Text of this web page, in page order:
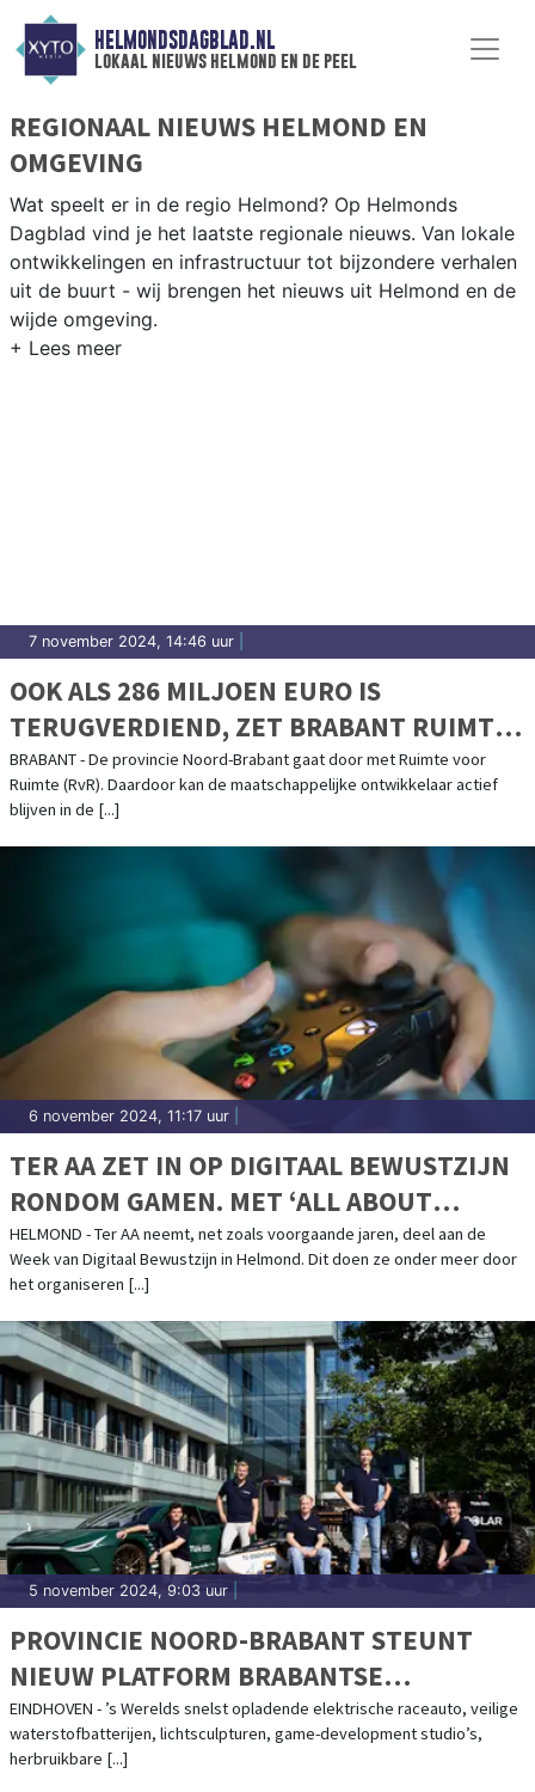
HELMONDSDAGBLAD.NL
lokaal nieuws helmond en de peel
REGIONAAL NIEUWS HELMOND EN
OMGEVING
Wat speelt er in de regio Helmond? Op Helmonds
Dagblad vind je het laatste regionale nieuws. Van lokale
ontwikkelingen en infrastructuur tot bijzondere verhalen
uit de buurt - wij brengen het nieuws uit Helmond en de
wijde omgeving.
7 november 2024, 14:46 uur
OOK ALS 286 MILJOEN EURO IS
TERUGVERDIEND, ZET BRABANT RUIMTE
VOOR RUIMTE VOORT
BRABANT - De provincie Noord-Brabant gaat door met Ruimte voor
Ruimte (RvR). Daardoor kan de maatschappelijke ontwikkelaar actief
blijven in de [...]
6 november 2024, 11:17 uur
TER AA ZET IN OP DIGITAAL BEWUSTZIJN
RONDOM GAMEN. MET ‘ALL ABOUT
GAMING’ EVENT OP WOENSDAG 27
NOVEMBER
HELMOND - Ter AA neemt, net zoals voorgaande jaren, deel aan de
Week van Digitaal Bewustzijn in Helmond. Dit doen ze onder meer door
het organiseren [...]
5 november 2024, 9:03 uur
PROVINCIE NOORD-BRABANT STEUNT
NIEUW PLATFORM BRABANTSE
STUDENTENTEAMS MET 2.8 MILJOEN
EURO
EINDHOVEN - ’s Werelds snelst opladende elektrische raceauto, veilige
waterstofbatterijen, lichtsculpturen, game-development studio’s,
herbruikbare [...]